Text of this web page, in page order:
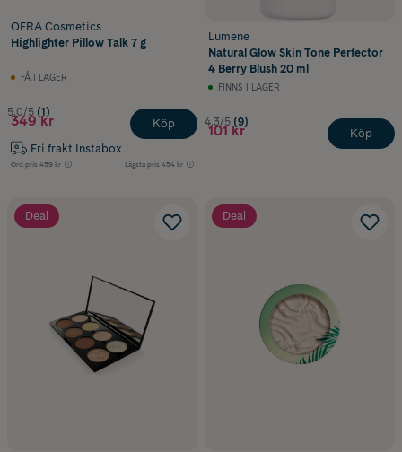
OFRA Cosmetics
Highlighter Pillow Talk 7 g
FÅ I LAGER
5.0/5 (1)
349 kr
Fri frakt Instabox
Ord.pris 459 kr Lägsta pris 454 kr
Köp
Lumene
Natural Glow Skin Tone Perfector
4 Berry Blush 20 ml
FINNS I LAGER
4.3/5 (9)
101 kr Köp
Deal Deal